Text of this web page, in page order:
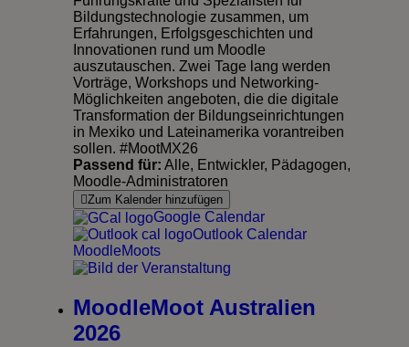
Bildungstechnologie zusammen, um
Erfahrungen, Erfolgsgeschichten und
Innovationen rund um Moodle
auszutauschen. Zwei Tage lang werden
Vorträge, Workshops und Networking-
Möglichkeiten angeboten, die die digitale
Transformation der Bildungseinrichtungen
in Mexiko und Lateinamerika vorantreiben
sollen. #MootMX26
Passend für: Alle, Entwickler, Pädagogen,
Moodle-Administratoren
Zum Kalender hinzufügen
Google Calendar
Outlook Calendar
MoodleMoots
MoodleMoot Australien
2026